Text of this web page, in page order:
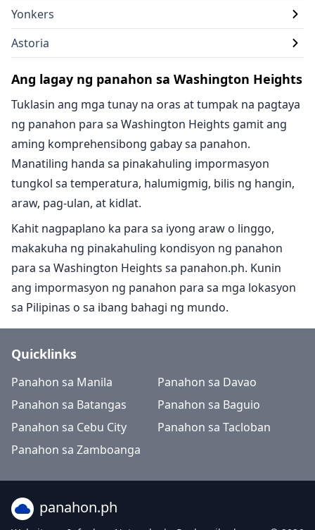
Yonkers
Astoria
Ang lagay ng panahon sa Washington Heights
Tuklasin ang mga tunay na oras at tumpak na pagtaya
ng panahon para sa Washington Heights gamit ang
aming komprehensibong gabay sa panahon.
Manatiling handa sa pinakahuling impormasyon
tungkol sa temperatura, halumigmig, bilis ng hangin,
araw, pag-ulan, at kidlat.
Kahit nagpaplano ka para sa iyong araw o linggo,
makakuha ng pinakahuling kondisyon ng panahon
para sa Washington Heights sa panahon.ph. Kunin
ang impormasyon ng panahon para sa mga lokasyon
sa Pilipinas o sa ibang bahagi ng mundo.
Quicklinks
Panahon sa Manila
Panahon sa Davao
Panahon sa Batangas
Panahon sa Baguio
Panahon sa Cebu City
Panahon sa Tacloban
Panahon sa Zamboanga
panahon.ph